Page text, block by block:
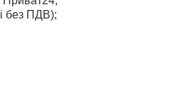
без ПДВ);